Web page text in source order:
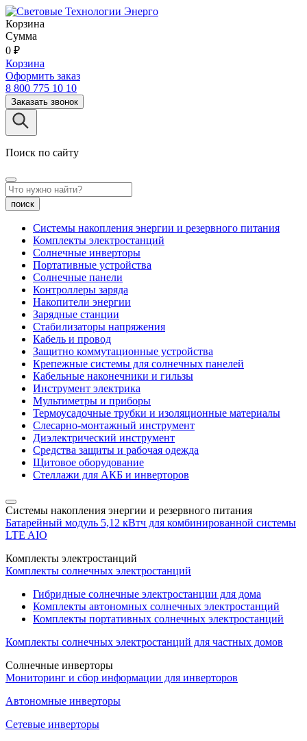
Корзина
Сумма
0 ₽
Корзина
Оформить заказ
8 800 775 10 10
Заказать звонок
Поиск по сайту
поиск
Системы накопления энергии и резервного питания
Комплекты электростанций
Солнечные инверторы
Портативные устройства
Солнечные панели
Контроллеры заряда
Накопители энергии
Зарядные станции
Стабилизаторы напряжения
Кабель и провод
Защитно коммутационные устройства
Крепежные системы для солнечных панелей
Кабельные наконечники и гильзы
Инструмент электрика
Мультиметры и приборы
Термоусадочные трубки и изоляционные материалы
Слесарно-монтажный инструмент
Диэлектрический инструмент
Средства защиты и рабочая одежда
Щитовое оборудование
Стеллажи для АКБ и инверторов
Системы накопления энергии и резервного питания
Батарейный модуль 5,12 кВтч для комбинированной системы
LTE AIO
Комплекты электростанций
Комплекты солнечных электростанций
Гибридные солнечные электростанции для дома
Комплекты автономных солнечных электростанций
Комплекты портативных солнечных электростанций
Комплекты солнечных электростанций для частных домов
Солнечные инверторы
Мониторинг и сбор информации для инверторов
Автономные инверторы
Сетевые инверторы